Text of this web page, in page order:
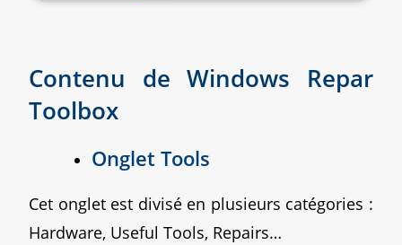
Contenu de Windows Repar
Toolbox
Onglet Tools
Cet onglet est divisé en plusieurs catégories :
Hardware, Useful Tools, Repairs…